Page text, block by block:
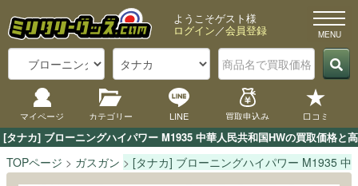
[タナカ] ブローニングハイパワー M1935 中華人民共和国HWの買取価格
ようこそゲスト様
ログイン／会員登録
マイページ カテゴリー LINE 買取申込み 口コミ
TOPページ ガスガン [タナカ] ブローニングハイパワー M1935 中